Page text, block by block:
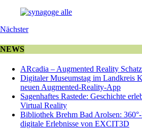
Nächster
NEWS
ARcadia – Augmented Reality
Digitaler Museumstag im Landkreis
neuen Augmented-Reality-App
Sagenhaftes Rastede: Geschichte
Virtual Reality
Bibliothek Brehm Bad Arolsen:
digitale Erlebnisse von EXCIT3D